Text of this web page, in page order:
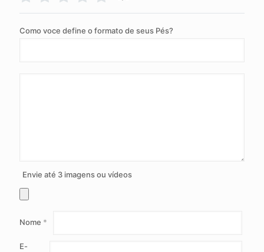
Como voce define o formato de seus Pés?
Envie até 3 imagens ou vídeos
Nome *
E-